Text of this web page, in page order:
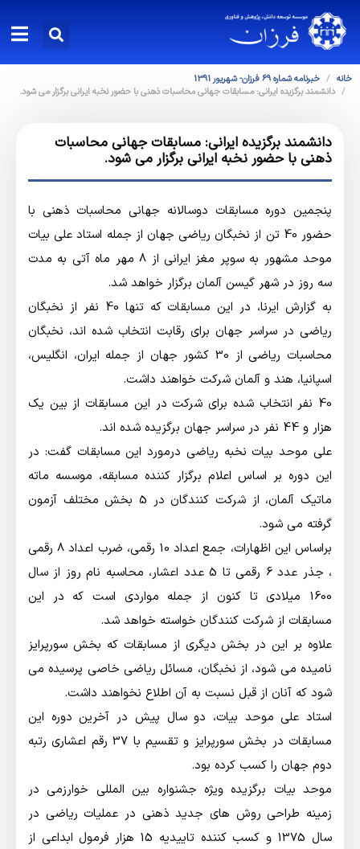
خانه
خبرنامه شماره 69 فرزان- شهریور 1391
دانشمند برگزیده ایرانی: مسابقات جهانی محاسبات ذهنی با حضور نخبه ایرانی برگزار می شود.
دانشمند برگزیده ایرانی: مسابقات جهانی محاسبات
ذهنی با حضور نخبه ایرانی برگزار می شود.
پنجمین دوره مسابقات دوسالانه جهانی محاسبات ذهنی با
حضور 40 تن از نخبگان ریاضی جهان از جمله استاد علی بیات
موحد مشهور به سوپر مغز ایرانی از 8 مهر ماه آتی به مدت
سه روز در شهر گیسن آلمان برگزار خواهد شد.
به گزارش ایرنا، در این مسابقات که تنها 40 نفر از نخبگان
ریاضی در سراسر جهان برای رقابت انتخاب شده اند، نخبگان
محاسبات ریاضی از 30 کشور جهان از جمله ایران، انگلیس،
اسپانیا، هند و آلمان شرکت خواهند داشت.
40 نفر انتخاب شده برای شرکت در این مسابقات از بین یک
هزار و 44 نفر در سراسر جهان برگزیده شده اند.
علی موحد بیات نخبه ریاضی درمورد این مسابقات گفت: در
این دوره بر اساس اعلام برگزار کننده مسابقه، موسسه ماته
ماتیک آلمان، از شرکت کنندگان در 5 بخش مختلف آزمون
گرفته می شود.
براساس این اظهارات، جمع اعداد 10 رقمی، ضرب اعداد 8 رقمی
، جذر عدد 6 رقمی تا 5 عدد اعشار، محاسبه نام روز از سال
1600 میلادی تا کنون از جمله مواردی است که در این
مسابقات از شرکت کنندگان خواسته خواهد شد.
علاوه بر این در بخش دیگری از مسابقات که بخش سورپرایز
نامیده می شود، از نخبگان، مسائل ریاضی خاصی پرسیده می
شود که آنان از قبل نسبت به آن اطلاع نخواهند داشت.
استاد علی موحد بیات، دو سال پیش در آخرین دوره این
مسابقات در بخش سورپرایز و تقسیم با 37 رقم اعشاری رتبه
دوم جهان را کسب کرده بود.
موحد بیات برگزیده ویژه جشنواره بین المللی خوارزمی در
زمینه طراحی روش های جدید ذهنی در عملیات ریاضی در
سال 1375 و کسب کننده تاییدیه 15 هزار فرمول ابداعی از